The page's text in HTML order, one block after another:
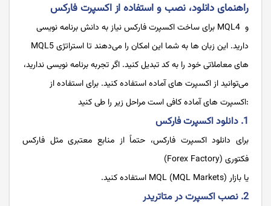
راهنمای دانلود، ‌نصب و استفاده از اکسپرت فارکس
برای ساخت اکسپرت فارکس نیاز به دانش برنامه نویسی MQL4 و
MQL5 دارید. این زبان ها به شما این امکان را می‌دهند تا استراتژی
های معاملاتی خود را به کد تبدیل کنید. اگر تجربه برنامه نویسی ندارید،
می‌توانید از اکسپرت های آماده استفاده کنید. برای استفاده از
اکسپرت های آماده کافی است مراحل زیر را طی کنید:
1. دانلود اکسپرت فارکس
برای دانلود اکسپرت فارکس، حتماً از منابع معتبری مثل فارکس
فکتوری (Forex Factory)
یا بازار MQL (MQL Markets) استفاده کنید.
2. نصب اکسپرت در متاتریدر